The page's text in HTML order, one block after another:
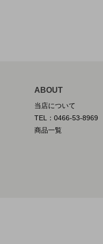
ABOUT
当店について
TEL：0466-53-8969
商品一覧